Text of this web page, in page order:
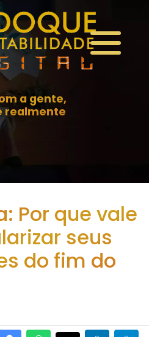
a gente,
realmente
Por que vale
seus
do fim do